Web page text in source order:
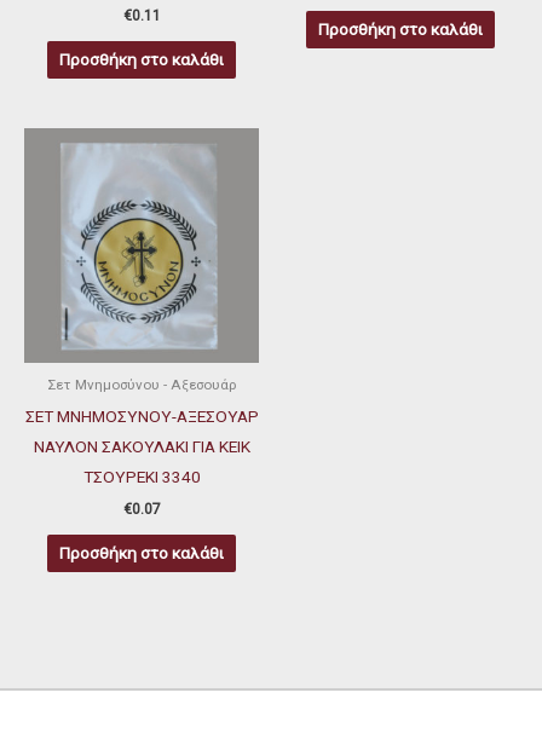
€0.11
Προσθήκη στο καλάθι
Προσθήκη στο καλάθι
Σετ Μνημοσύνου - Αξεσουάρ
ΣΕΤ ΜΝΗΜΟΣΥΝΟΥ-ΑΞΕΣΟΥΑΡ
ΝΑΥΛΟΝ ΣΑΚΟΥΛΑΚΙ ΓΙΑ ΚΕΙΚ
ΤΣΟΥΡΕΚΙ 3340
€0.07
Προσθήκη στο καλάθι